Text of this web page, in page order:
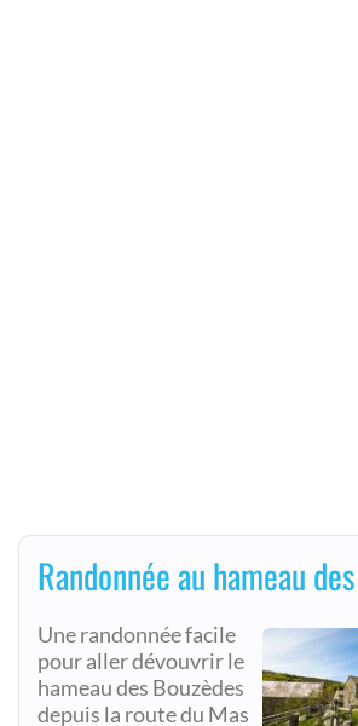
Randonnée au hameau
Une randonnée facile
pour aller dévouvrir le
hameau des Bouzèdes
depuis la route du Mas